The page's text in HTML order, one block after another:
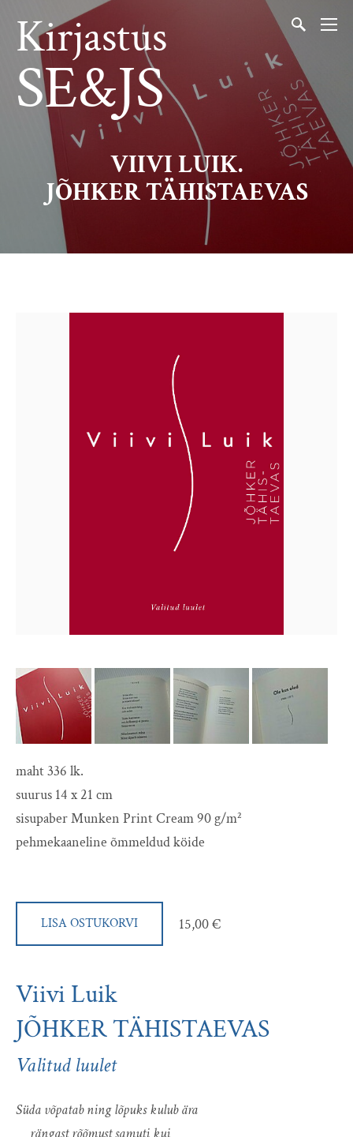
Kirjastus
SE&JS
VIIVI LUIK.
JÕHKER TÄHISTAEVAS
maht 336 lk.
suurus 14 x 21 cm
sisupaber Munken Print Cream 90 g/m²
pehmekaaneline õmmeldud köide
LISA OSTUKORVI 15,00 €
Viivi Luik
JÕHKER TÄHISTAEVAS
Valitud luulet
Süda võpatab ning lõpuks kulub ära